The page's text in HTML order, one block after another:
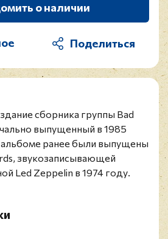
о наличии
сборника группы Bad
выпущенный в 1985
альбоме ранее были выпущены
звукозаписывающей
Led Zeppelin в 1974 году.
к 10 песням альбома, взятым
Релиз включает такие
"Feel Like Makin’ Love",